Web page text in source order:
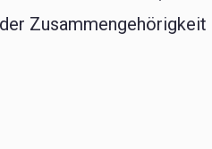
Zusammengehörigkeit